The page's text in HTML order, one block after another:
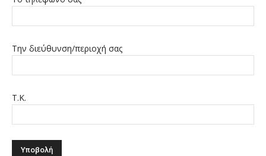
Την διεύθυνση/περιοχή σας
Τ.Κ.